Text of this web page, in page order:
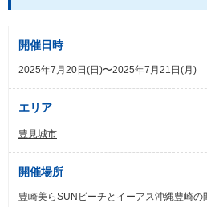
開催日時
2025年7月20日(日)〜2025年7月21日(月)
エリア
豊見城市
開催場所
豊崎美らSUNビーチとイーアス沖縄豊崎の